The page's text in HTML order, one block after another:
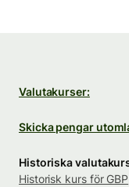
Valutakurser:
Skicka pengar
Historiska
Historisk kurs för GBP